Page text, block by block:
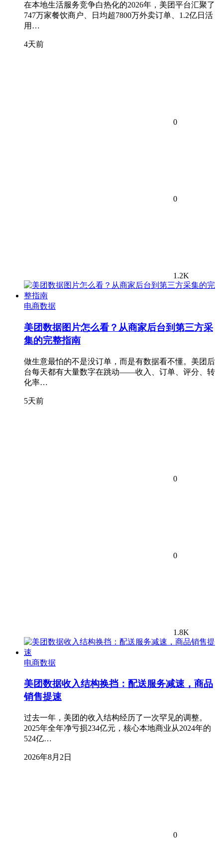
在本地生活服务竞争白热化的2026年，美团平台汇聚了
747万家餐饮商户、日均超7800万外卖订单、1.2亿日活
用…
4天前
0
0
1.2K
电商数据
美团数据图片怎么看？从商家后台到第三方采
集的完整指南
做生意最怕的不是没订单，而是有数据看不懂。美团后
台每天都有大量数字在跳动——收入、订单、评分、转
化率…
5天前
0
0
1.8K
电商数据
美团数据收入结构换挡：配送服务减速，商品
销售提速
过去一年，美团的收入结构经历了一次罕见的调整。
2025年全年净亏损234亿元，核心本地商业从2024年的
524亿…
2026年8月2日
0